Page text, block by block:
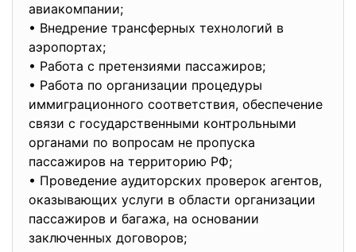
авиакомпании;
• Внедрение трансферных технологий в
аэропортах;
• Работа с претензиями пассажиров;
• Работа по организации процедуры
иммиграционного соответствия, обеспечение
связи с государственными контрольными
органами по вопросам не пропуска
пассажиров на территорию РФ;
• Проведение аудиторских проверок агентов,
оказывающих услуги в области организации
пассажиров и багажа, на основании
заключенных договоров;